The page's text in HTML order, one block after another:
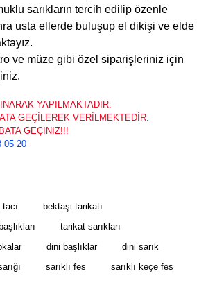
sarıkların tercih edilip özenle
usta ellerde buluşup el dikişi ve elde
ve müze gibi özel siparişleriniz için
YAPILMAKTADIR.
GEÇİLEREK VERİLMEKTEDİR.
GEÇİNİZ!!!
05 20
ürüne ilk yorumu siz yapın!
Yorum Yaz
bozuk veya görüntülenemiyor.
eksik bilgiler bulunuyor.
bektaşi tarikatı
tarikat sarıkları
dini başlıklar
dini sarık
sarıklı fes sarıklı keçe fes